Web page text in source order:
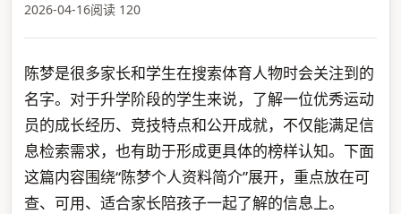
2026-04-16阅读 120
陈梦是很多家长和学生在搜索体育人物时会关注到的
名字。对于升学阶段的学生来说，了解一位优秀运动
员的成长经历、竞技特点和公开成就，不仅能满足信
息检索需求，也有助于形成更具体的榜样认知。下面
这篇内容围绕“陈梦个人资料简介”展开，重点放在可
查、可用、适合家长陪孩子一起了解的信息上。